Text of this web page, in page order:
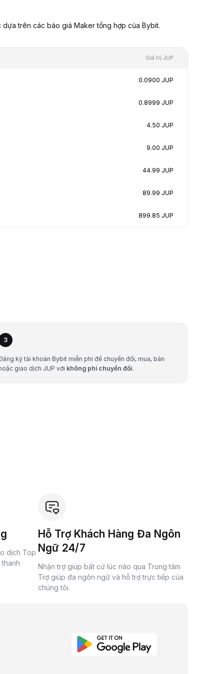
trên các báo giá Maker tổng hợp của Bybit.
Giá trị JUP
0.0900 JUP
0.8999 JUP
4.50 JUP
9.00 JUP
44.99 JUP
89.99 JUP
899.85 JUP
3
ký tài khoản Bybit miễn phí để chuyển đổi, mua, bán
giao dịch JUP với không phí chuyển đổi.
dịch Top
Hỗ Trợ Khách Hàng Đa Ngôn
Ngữ 24/7
Nhận trợ giúp bất cứ lúc nào qua Trung tâm
Trợ giúp đa ngôn ngữ và hỗ trợ trực tiếp của
chúng tôi.